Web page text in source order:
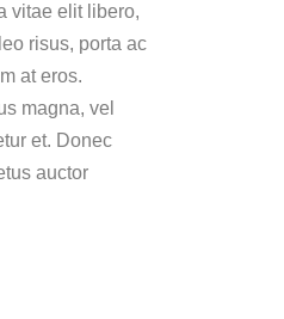
vitae elit libero,
risus, porta ac
at eros.
magna, vel
et. Donec
auctor